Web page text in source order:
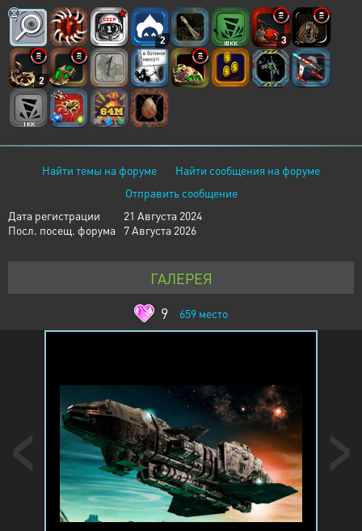
2 3
2
Найти темы на форуме
Найти сообщения на форуме
Отправить сообщение
Дата регистрации
21 Августа 2024
Посл. посещ. форума
7 Августа 2026
ГАЛЕРЕЯ
9
659 место